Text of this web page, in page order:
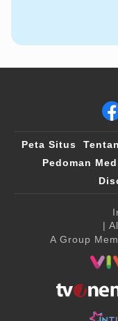
Peta Situs
Pedoman
|
A Group